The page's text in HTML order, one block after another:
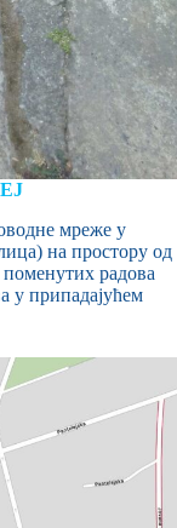
мреже у
на простору од
радова
у припадајућем